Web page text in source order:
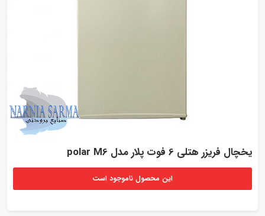
یخچال فریزر هتلی 6 فوت پلار مدل polar M6
این محصول ناموجود است